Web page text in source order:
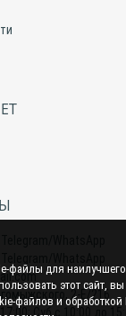
WhatsApp
2-Е/216
Суб с 10:00 до
файлы для
этот сайт, вы
файлов и